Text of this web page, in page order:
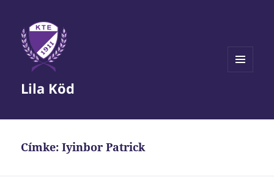
Lila Köd
Címke:Iyinbor Patrick